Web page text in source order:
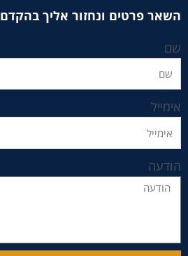
השאר פרטים ונחזור אליך בהקדם
שם
אימייל
הודעה